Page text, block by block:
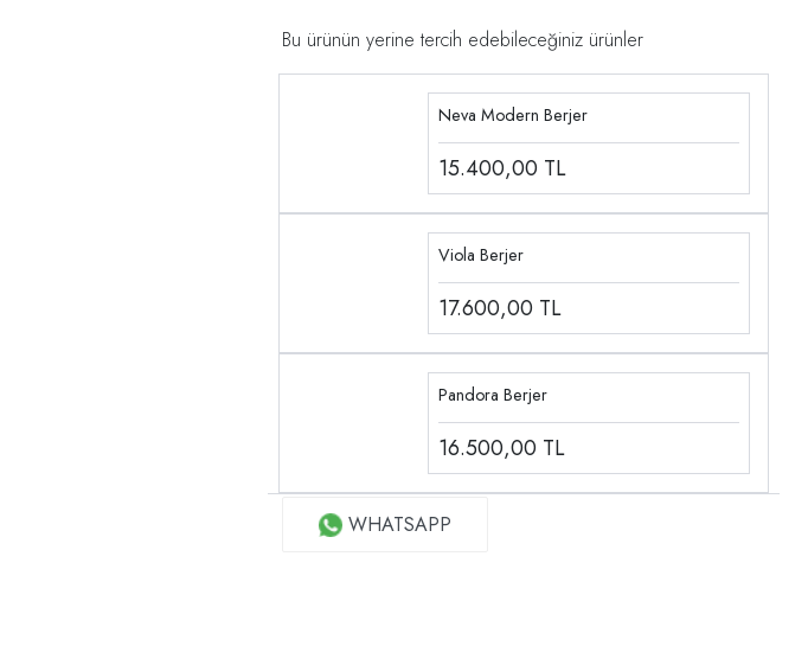
Bu ürünün yerine tercih edebileceğiniz ürünler
Neva Modern Berjer
15.400,00 TL
Viola Berjer
17.600,00 TL
Pandora Berjer
16.500,00 TL
WHATSAPP